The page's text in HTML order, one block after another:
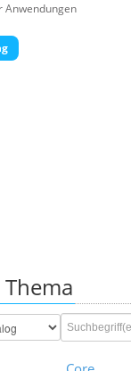
Anwendungen